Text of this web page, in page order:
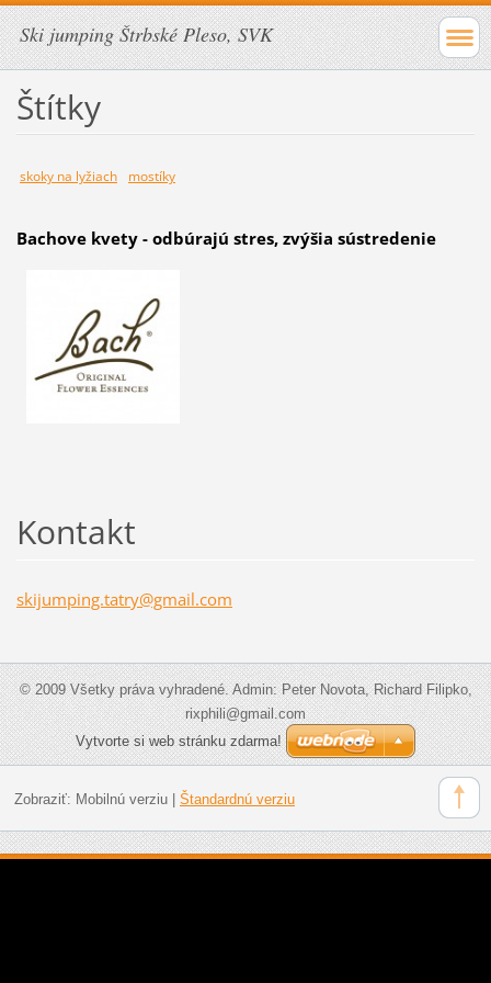
Ski jumping Štrbské Pleso, SVK
Štítky
skoky na lyžiach mostíky
Bachove kvety - odbúrajú stres, zvýšia sústredenie
Kontakt
skijumping.tatry@gmail.com
© 2009 Všetky práva vyhradené. Admin: Peter Novota, Richard Filipko,
rixphili@gmail.com
Vytvorte si web stránku zdarma!
Zobraziť: Mobilnú verziu| Štandardnú verziu